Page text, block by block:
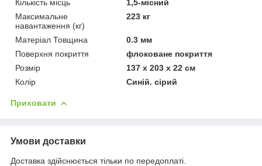
Кількість місць
1,5-місний
Максимальне
навантаження (кг)
223 кг
Матеріал Товщина
0.3 мм
Поверхня покриття
флоковане покриття
Розмір
137 х 203 х 22 см
Колір
Синій. сірий
Приховати
Умови доставки
Доставка здійснюється тільки по передоплаті.